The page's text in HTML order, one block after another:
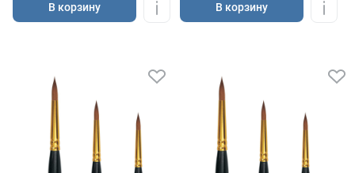
В корзину В корзину